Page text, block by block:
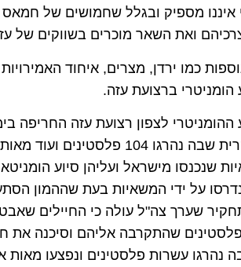
איננו מספיק ובגלל שחמושים של
ואת השאר מוכרים בשווקים של
כמו ירדן, מצרים, איחוד
הומניטרי ברצועת עזה.
ההומניטרי לצפון רצועת עזה החריפה
בעקבות תקרית שבה נהרגו
שנכנסו מישראל ועליהן סיוע
על ידי המשאיות בעת שההמון
שערך צה"ל עולה כי החיילים
שהתקרבה אליהם וסיכנה את
נהרגו עשרות פלסטינים ונפצעו מאות